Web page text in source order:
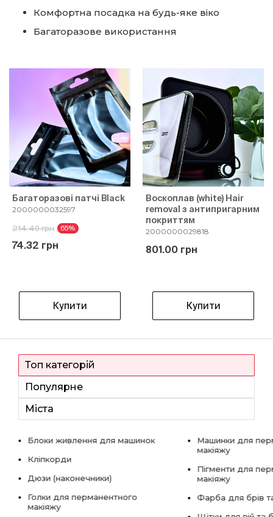
Комфортна посадка на будь-яке віко
Багаторазове використання
Багаторазові патчі Black
2000000032597
214.49 грн 65%
74.32 грн
Купити
Воскоплав (white) Hair
removal з антипригарним
покриттям
2000000029818
801.00 грн
Купити
Топ категорій
Популярне
Міста
Блоки живлення для машинок
Кліпкорди
Дюзи (наконечники)
Голки для перманентного
макіяжу
Машинки для
макіяжу
Пігменти для
макіяжу
Фарба для брів